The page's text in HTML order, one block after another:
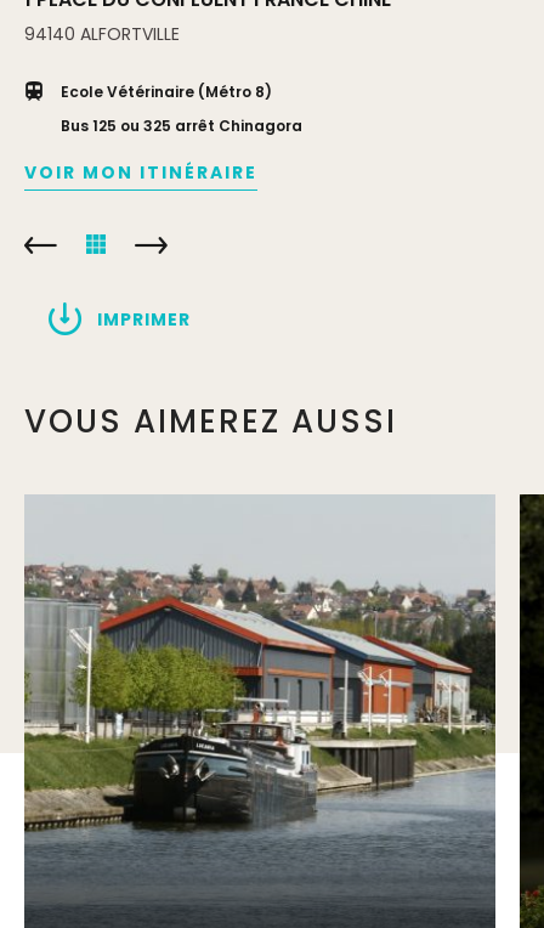
94140 ALFORTVILLE
Ecole Vétérinaire (Métro 8)
Bus 125 ou 325 arrêt Chinagora
VOIR MON ITINÉRAIRE
IMPRIMER
VOUS AIMEREZ AUSSI